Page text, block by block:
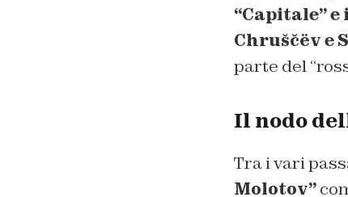
“Capitale”
Chruščëv e
parte del
Il nodo
Tra i vari
Molotov”